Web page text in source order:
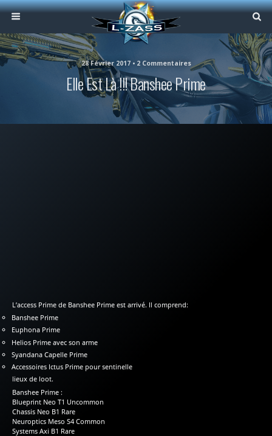
28 Février 2017 • 2 Commentaires
Elle Est Là !!! Banshee Prime
L’access Prime de Banshee Prime est arrivé. Il comprend:
Banshee Prime
Euphona Prime
Helios Prime avec son arme
Syandana Capelle Prime
Accessoires Ictus Prime pour sentinelle
lieux de loot.
Banshee Prime :
Blueprint Neo T1 Uncommon
Chassis Neo B1 Rare
Neuroptics Meso S4 Common
Systems Axi B1 Rare